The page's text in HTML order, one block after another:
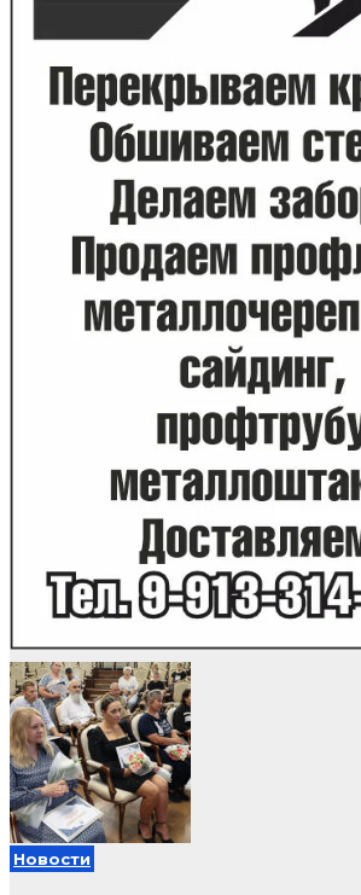
Новости